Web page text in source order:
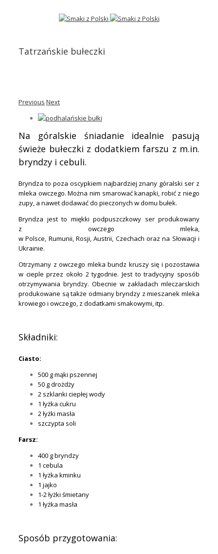
Tatrzańskie bułeczki
Previous Next
Na góralskie śniadanie idealnie pasują
świeże bułeczki z dodatkiem farszu z m.in.
bryndzy i cebuli.
Bryndza to poza oscypkiem najbardziej znany góralski ser z
mleka owczego. Można nim smarować kanapki, robić z niego
zupy, a nawet dodawać do pieczonych w domu bułek.
Bryndza jest to miękki podpuszczkowy ser produkowany
z owczego mleka,
w Polsce, Rumunii, Rosji, Austrii, Czechach oraz na Słowacji i
Ukrainie.
Otrzymany z owczego mleka bundz kruszy się i pozostawia
w cieple przez około 2 tygodnie. Jest to tradycyjny sposób
otrzymywania bryndzy. Obecnie w zakładach mleczarskich
produkowane są także odmiany bryndzy z mieszanek mleka
krowiego i owczego, z dodatkami smakowymi, itp.
Składniki:
Ciasto:
500 g mąki pszennej
50 g drożdży
2 szklanki ciepłej wody
1 łyżka cukru
2 łyżki masła
szczypta soli
Farsz:
400 g bryndzy
1 cebula
1 łyżka kminku
1 jajko
1-2 łyżki śmietany
1 łyżka masła
Sposób przygotowania: